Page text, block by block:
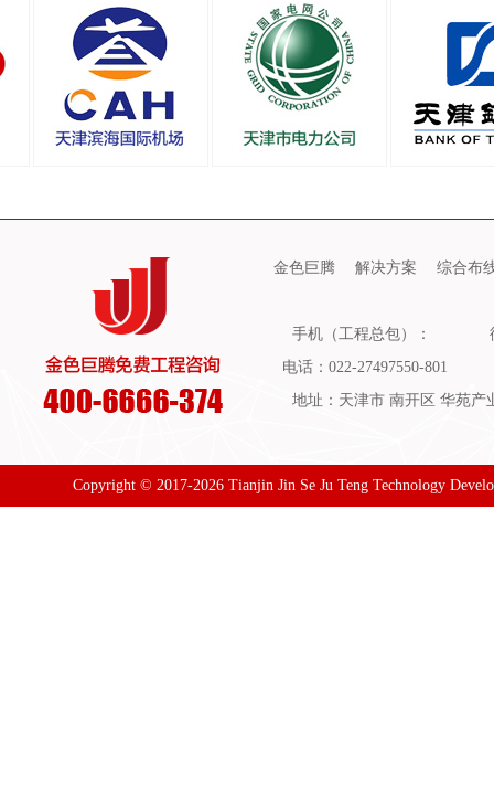
金色巨腾 解决方案 综合布
手机（工程总包）：
电话：022-27497550-801
地址：天津市 南开区 华苑产
Copyright © 2017-2026 Tianjin Jin Se Ju Teng Technology